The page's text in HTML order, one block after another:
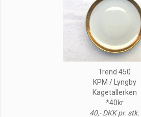
Trend 450
KPM / Lyngby
Kagetallerken
*40kr
40,- DKK pr. stk.